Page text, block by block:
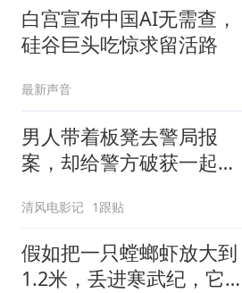
白宫宣布中国AI无需查，
硅谷巨头吃惊求留活路
最新声音
男人带着板凳去警局报
案，却给警方破获一起强
清风电影记 1跟贴
假如把一只螳螂虾放大到
1.2米，丢进寒武纪，它能